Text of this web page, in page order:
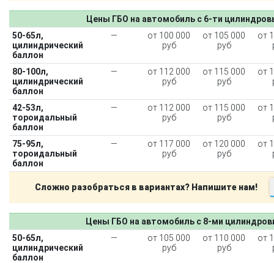
Цены ГБО на автомобиль с 6-ти
50-65л,
цилиндрический
баллон
—
от 100 000
руб
от 105 000
руб
от
80-100л,
цилиндрический
баллон
—
от 112 000
руб
от 115 000
руб
от
42-53л,
тороидальный
баллон
—
от 112 000
руб
от 115 000
руб
от
75-95л,
тороидальный
баллон
—
от 117 000
руб
от 120 000
руб
от
Сложно разобраться в вариантах? Напишите нам!
Цены ГБО на автомобиль с 8-ми
50-65л,
цилиндрический
баллон
—
от 105 000
руб
от 110 000
руб
от